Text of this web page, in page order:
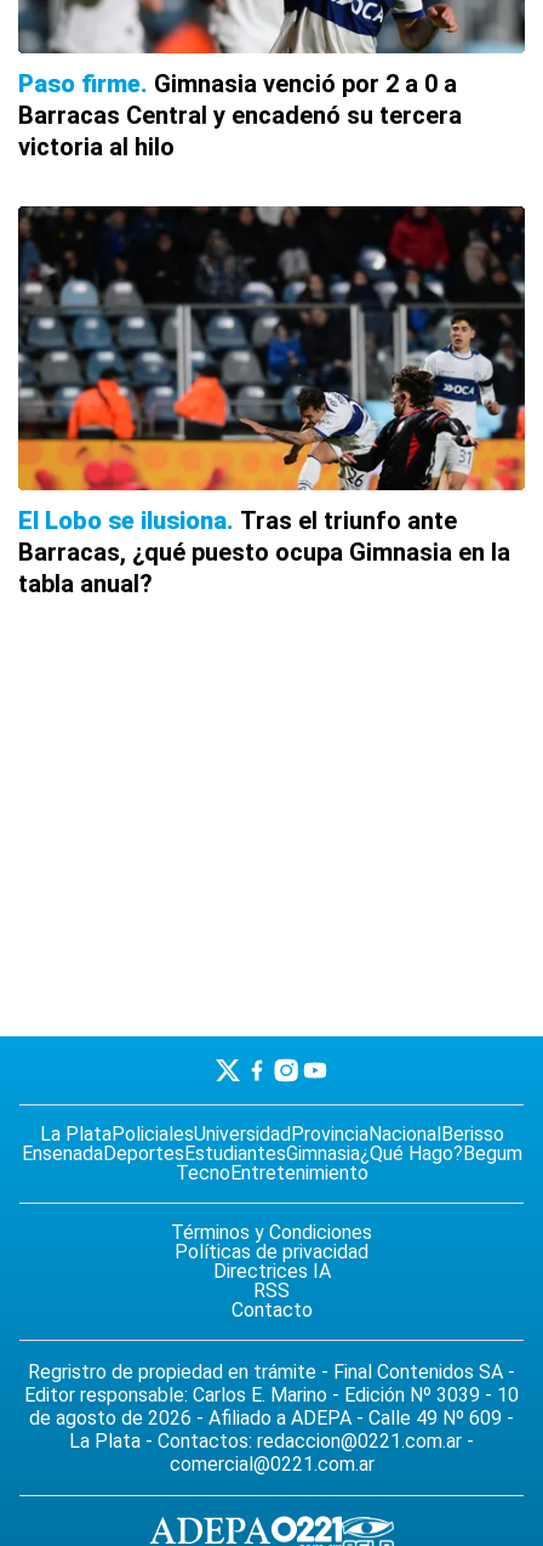
Paso firme Gimnasia venció por 2 a 0 a
Barracas Central y encadenó su tercera
victoria al hilo
El Lobo se ilusiona Tras el triunfo ante
Barracas, ¿qué puesto ocupa Gimnasia en la
tabla anual?
La PlataPolicialesUniversidadProvinciaNacionalBerisso
EnsenadaDeportesEstudiantesGimnasia¿Qué Hago?Begum
TecnoEntretenimiento
Términos y Condiciones
Políticas de privacidad
Directrices IA
RSS
Contacto
Regristro de propiedad en trámite - Final Contenidos SA -
Editor responsable: Carlos E. Marino - Edición Nº 3039 - 10
de agosto de 2026 - Afiliado a ADEPA - Calle 49 Nº 609 -
La Plata - Contactos: redaccion@0221.com.ar -
comercial@0221.com.ar